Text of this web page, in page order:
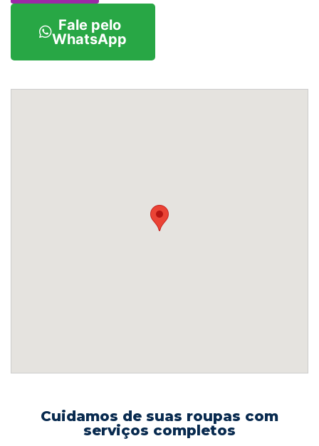
Fale pelo
WhatsApp
Cuidamos de suas roupas com
serviços completos